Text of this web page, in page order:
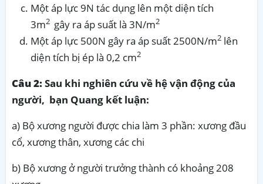
Một áp lực 9N tác dụng lên một diện tích
3m2 gây ra áp suất là 3N/m2
Một áp lực 500N gây ra áp suất 2500N/m2 lên
diện tích bị ép là 0,2 cm2
Câu 2:Sau khi nghiên cứu về hệ vận động của
người, bạn Quang kết luận:
a) Bộ xương người được chia làm 3 phần: xương đầu
cổ, xương thân, xương các chi
b) Bộ xương ở người trưởng thành có khoảng 208